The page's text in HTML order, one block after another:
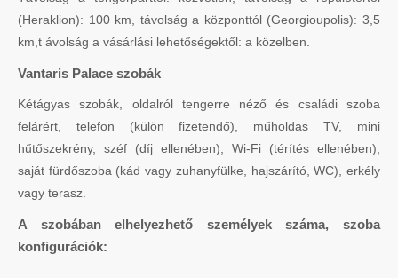
(Heraklion): 100 km, távolság a központtól (Georgioupolis): 3,5
km,t ávolság a vásárlási lehetőségektől: a közelben.
Vantaris Palace szobák
Kétágyas szobák, oldalról tengerre néző és családi szoba
felárért, telefon (külön fizetendő), műholdas TV, mini
hűtőszekrény, széf (díj ellenében), Wi-Fi (térítés ellenében),
saját fürdőszoba (kád vagy zuhanyfülke, hajszárító, WC), erkély
vagy terasz.
A szobában elhelyezhető személyek száma, szoba
konfigurációk: